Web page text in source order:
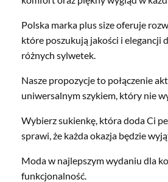
Polska marka plus size oferuje
które poszukują jakości i elegancji
różnych sylwetek.
Nasze propozycje to połączenie
uniwersalnym szykiem, który nie
Wybierz sukienkę, która doda Ci
sprawi, że każda okazja będzie
Moda w najlepszym wydaniu dla
funkcjonalność.